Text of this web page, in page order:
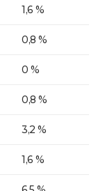
1,6 %
0,8 %
0 %
0,8 %
3,2 %
1,6 %